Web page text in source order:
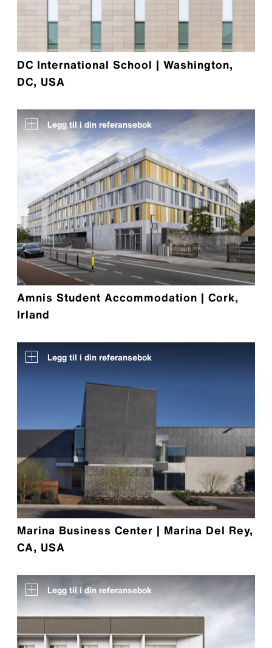
DC International School | Washington,
DC, USA
Legg til i din referansebok
Amnis Student Accommodation | Cork,
Irland
Legg til i din referansebok
Marina Business Center | Marina Del Rey,
CA, USA
Legg til i din referansebok